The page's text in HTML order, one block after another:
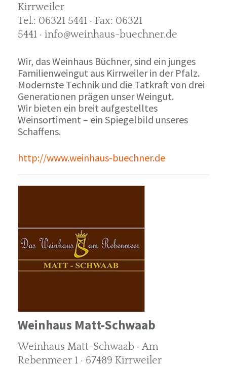
Kirrweiler
Tel.: 06321 5441 · Fax: 06321
5441 · info@weinhaus-buechner.de
Wir, das Weinhaus Büchner, sind ein junges
Familienweingut aus Kirrweiler in der Pfalz.
Modernste Technik und die Tatkraft von drei
Generationen prägen unser Weingut.
Wir bieten ein breit aufgestelltes
Weinsortiment – ein Spiegelbild unseres
Schaffens.
http://www.weinhaus-buechner.de
Weinhaus Matt-Schwaab
Weinhaus Matt-Schwaab · Am
Rebenmeer 1 · 67489 Kirrweiler